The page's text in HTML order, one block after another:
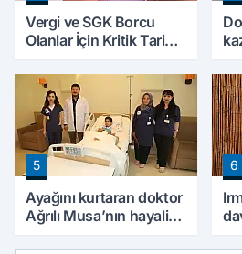
Vergi ve SGK Borcu
Olanlar İçin Kritik Tarih:
Yaklaşıyor
5
Ayağını kurtaran doktor
Ağrılı Musa’nın hayalini
6